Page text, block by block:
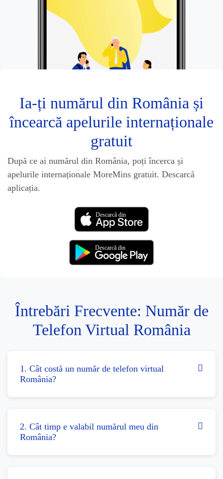
Ia-ți numărul din România și
încearcă apelurile internaționale
gratuit
După ce ai numărul din România, poți încerca și
apelurile internaționale MoreMins gratuit. Descarcă
aplicația.
Descarcă din
Descarcă din
Întrebări Frecvente: Număr de
Telefon Virtual România
1. Cât costă un număr de telefon virtual
România?
2. Cât timp e valabil numărul meu din
România?